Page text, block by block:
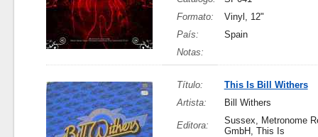
Formato:
Vinyl, 12"
País:
Spain
Notas:
Título:
This Is Bill Withers
Artista:
Bill Withers
Editora:
Sussex, Metronome
GmbH, This Is